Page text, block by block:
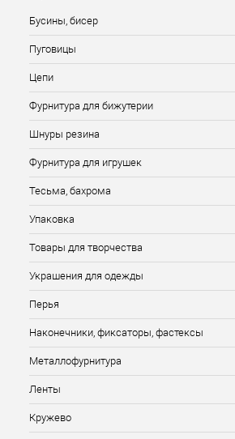
Бусины, бисер
Пуговицы
Цепи
Фурнитура для бижутерии
Шнуры резина
Фурнитура для игрушек
Тесьма, бахрома
Упаковка
Товары для творчества
Украшения для одежды
Перья
Наконечники, фиксаторы, фастексы
Металлофурнитура
Ленты
Кружево